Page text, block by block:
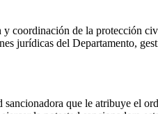
coordinación de la protección
jurídicas del Departamento,
que le atribuye el